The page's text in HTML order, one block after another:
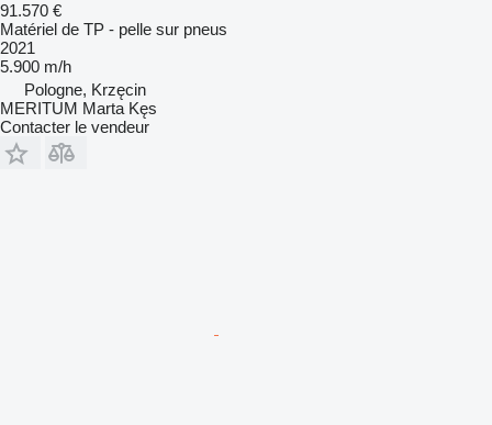
91.570 €
Matériel de TP - pelle sur pneus
2021
5.900 m/h
Pologne, Krzęcin
MERITUM Marta Kęs
Contacter le vendeur